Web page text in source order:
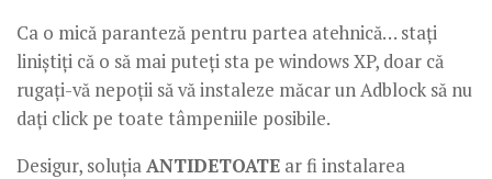
Ca o mică paranteză pentru partea atehnică… stați
liniștiți că o să mai puteți sta pe windows XP, doar că
rugați-vă nepoții să vă instaleze măcar un Adblock să nu
dați click pe toate tâmpeniile posibile.
Desigur, soluțiaANTIDETOATE ar fi instalarea